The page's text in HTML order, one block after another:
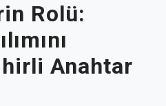
Rolü:
Anahtar